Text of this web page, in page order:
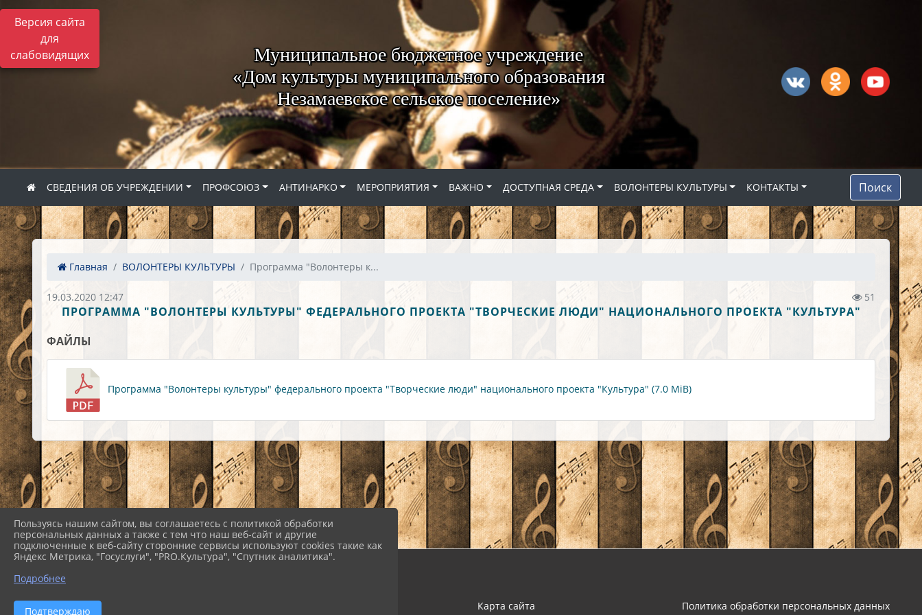
Версия сайта
для
слабовидящих
Муниципальное бюджетное учреждение
«Дом культуры муниципального образования
Незамаевское сельское поселение»
СВЕДЕНИЯ ОБ УЧРЕЖДЕНИИ ПРОФСОЮЗ АНТИНАРКО МЕРОПРИЯТИЯ ВАЖНО ДОСТУПНАЯ СРЕДА ВОЛОНТЕРЫ КУЛЬТУРЫ КОНТАКТЫ Поиск
Главная ВОЛОНТЕРЫ КУЛЬТУРЫ Программа "Волонтеры к...
19.03.2020 12:47 51
ПРОГРАММА "ВОЛОНТЕРЫ КУЛЬТУРЫ" ФЕДЕРАЛЬНОГО ПРОЕКТА "ТВОРЧЕСКИЕ ЛЮДИ" НАЦИОНАЛЬНОГО ПРОЕКТА "КУЛЬТУРА"
ФАЙЛЫ
Программа "Волонтеры культуры" федерального проекта "Творческие люди" национального проекта "Культура" (7.0 MiB)
2026 г. nezam-dk.pavkult.ru Карта сайта Политика обработки персональных данных
Пользуясь нашим сайтом, вы соглашаетесь с политикой обработки
персональных данных а также с тем что наш веб-сайт и другие
подключенные к веб-сайту сторонние сервисы используют cookies такие как
Яндекс Метрика, "Госуслуги", "PRO.Культура", "Спутник аналитика".
Подробнее
Подтверждаю